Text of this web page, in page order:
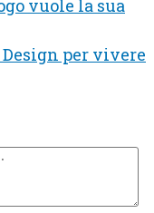
vuole la sua
per vivere